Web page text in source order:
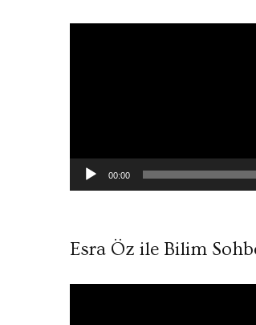
00:00
Esra Öz ile Bilim